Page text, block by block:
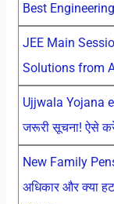
Best
JEE Main
Solutions from
Ujjwala Yojana
जरूरी सूचना! ऐसे
New Family
अधिकार और क्या हट